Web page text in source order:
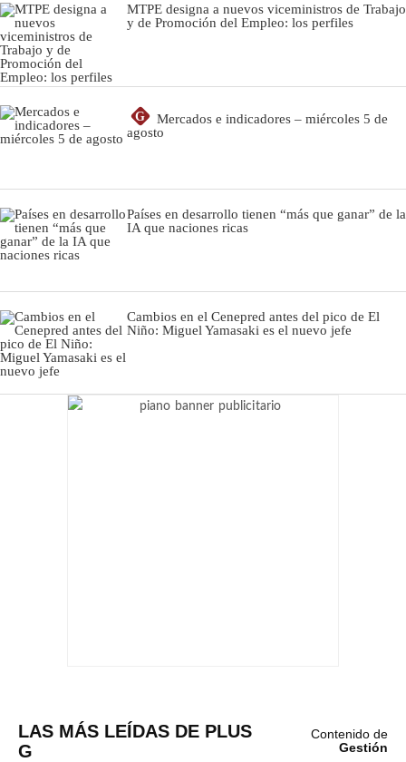
MTPE designa a nuevos viceministros de Trabajo
y de Promoción del Empleo: los perfiles
G
Mercados e indicadores – miércoles 5 de
agosto
Países en desarrollo tienen “más que ganar” de la
IA que naciones ricas
Cambios en el Cenepred antes del pico de El
Niño: Miguel Yamasaki es el nuevo jefe
LAS MÁS LEÍDAS DE PLUS
G
Contenido de
Gestión